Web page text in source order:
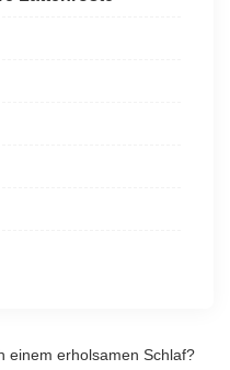
einem erholsamen Schlaf?